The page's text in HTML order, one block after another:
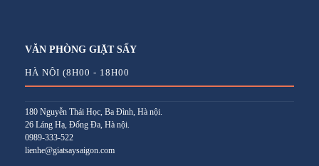
VĂN PHÒNG GIẶT SẤY
HÀ NỘI (8H00 - 18H00
180 Nguyễn Thái Học, Ba Đình, Hà nội.
26 Láng Hạ, Đống Đa, Hà nội.
0989-333-522
lienhe@giatsaysaigon.com